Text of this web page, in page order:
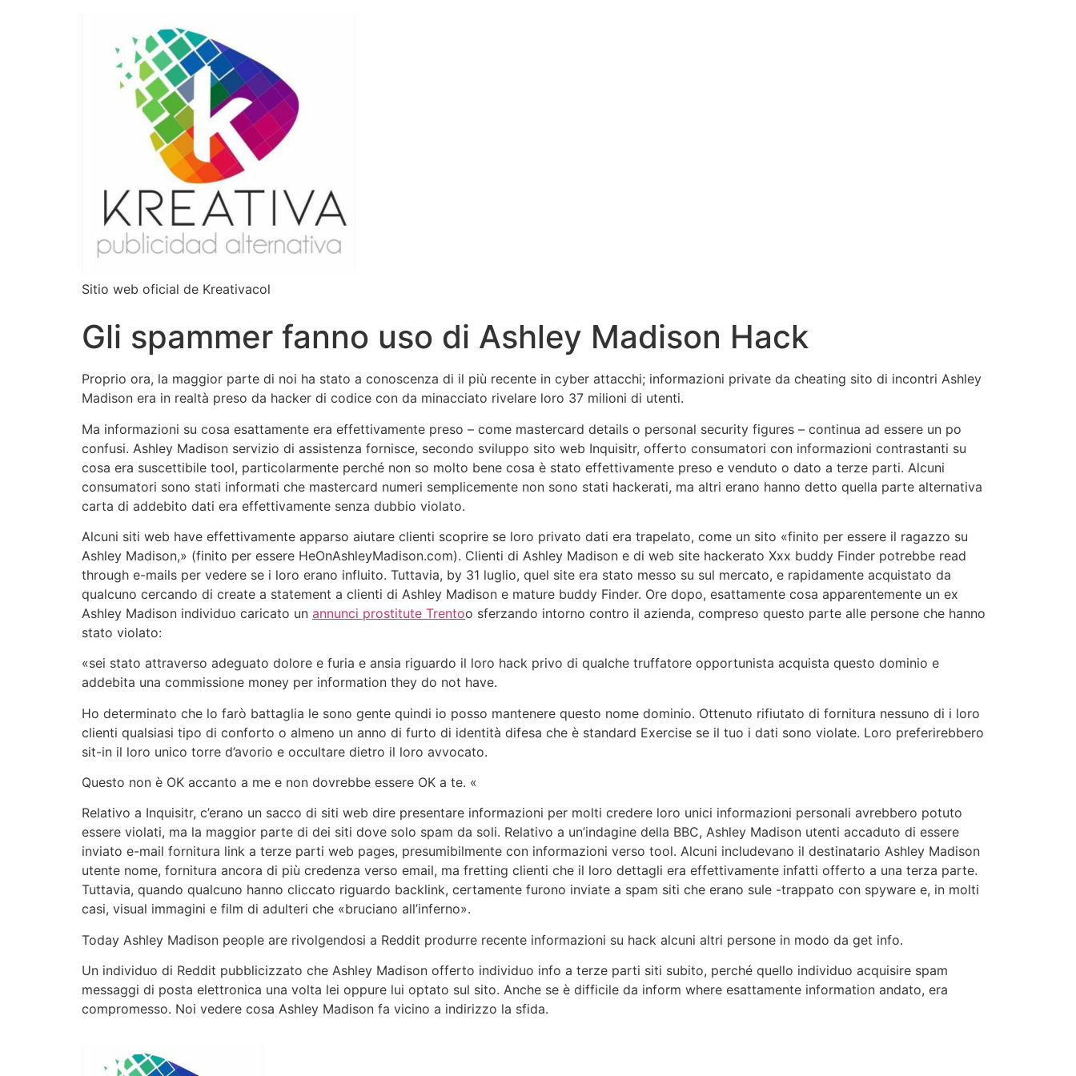
Sitio web oficial de Kreativacol
Gli spammer fanno uso di Ashley Madison Hack
Proprio ora, la maggior parte di noi ha stato a conoscenza di il più recente in cyber attacchi; informazioni private da cheating sito di incontri Ashley
Madison era in realtà preso da hacker di codice con da minacciato rivelare loro 37 milioni di utenti.
Ma informazioni su cosa esattamente era effettivamente preso – come mastercard details o personal security figures – continua ad essere un po
confusi. Ashley Madison servizio di assistenza fornisce, secondo sviluppo sito web Inquisitr, offerto consumatori con informazioni contrastanti su
cosa era suscettibile tool, particolarmente perché non so molto bene cosa è stato effettivamente preso e venduto o dato a terze parti. Alcuni
consumatori sono stati informati che mastercard numeri semplicemente non sono stati hackerati, ma altri erano hanno detto quella parte alternativa
carta di addebito dati era effettivamente senza dubbio violato.
Alcuni siti web have effettivamente apparso aiutare clienti scoprire se loro privato dati era trapelato, come un sito «finito per essere il ragazzo su
Ashley Madison,» (finito per essere HeOnAshleyMadison.com). Clienti di Ashley Madison e di web site hackerato Xxx buddy Finder potrebbe read
through e-mails per vedere se i loro erano influito. Tuttavia, by 31 luglio, quel site era stato messo su sul mercato, e rapidamente acquistato da
qualcuno cercando di create a statement a clienti di Ashley Madison e mature buddy Finder. Ore dopo, esattamente cosa apparentemente un ex
Ashley Madison individuo caricato un annunci prostitute Trentoo sferzando intorno contro il azienda, compreso questo parte alle persone che hanno
stato violato:
«sei stato attraverso adeguato dolore e furia e ansia riguardo il loro hack privo di qualche truffatore opportunista acquista questo dominio e
addebita una commissione money per information they do not have.
Ho determinato che lo farò battaglia le sono gente quindi io posso mantenere questo nome dominio. Ottenuto rifiutato di fornitura nessuno di i loro
clienti qualsiasi tipo di conforto o almeno un anno di furto di identità difesa che è standard Exercise se il tuo i dati sono violate. Loro preferirebbero
sit-in il loro unico torre d’avorio e occultare dietro il loro avvocato.
Questo non è OK accanto a me e non dovrebbe essere OK a te. «
Relativo a Inquisitr, c’erano un sacco di siti web dire presentare informazioni per molti credere loro unici informazioni personali avrebbero potuto
essere violati, ma la maggior parte di dei siti dove solo spam da soli. Relativo a un’indagine della BBC, Ashley Madison utenti accaduto di essere
inviato e-mail fornitura link a terze parti web pages, presumibilmente con informazioni verso tool. Alcuni includevano il destinatario Ashley Madison
utente nome, fornitura ancora di più credenza verso email, ma fretting clienti che il loro dettagli era effettivamente infatti offerto a una terza parte.
Tuttavia, quando qualcuno hanno cliccato riguardo backlink, certamente furono inviate a spam siti che erano sule -trappato con spyware e, in molti
casi, visual immagini e film di adulteri che «bruciano all’inferno».
Today Ashley Madison people are rivolgendosi a Reddit produrre recente informazioni su hack alcuni altri persone in modo da get info.
Un individuo di Reddit pubblicizzato che Ashley Madison offerto individuo info a terze parti siti subito, perché quello individuo acquisire spam
messaggi di posta elettronica una volta lei oppure lui optato sul sito. Anche se è difficile da inform where esattamente information andato, era
compromesso. Noi vedere cosa Ashley Madison fa vicino a indirizzo la sfida.